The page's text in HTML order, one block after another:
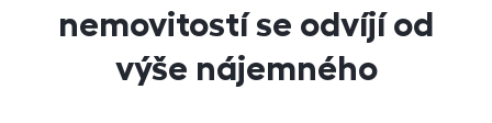
nemovitostí se odvíjí od
výše nájemného